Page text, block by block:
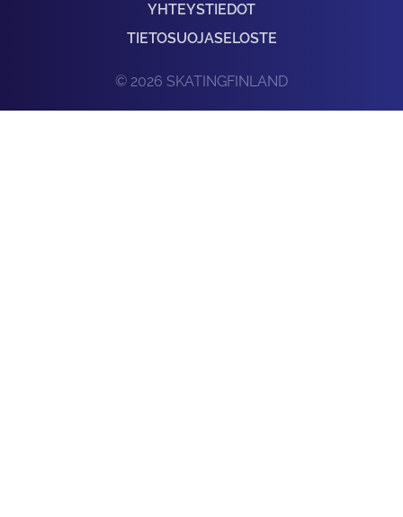
YHTEYSTIEDOT
TIETOSUOJASELOSTE
© 2026 SKATINGFINLAND